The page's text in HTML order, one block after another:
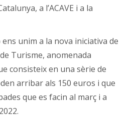
a l’ACAVE i a la
unim a la nova iniciativa de
Turisme, anomenada
consisteix en una sèrie de
arribar als 150 euros i que
que es facin al març i a